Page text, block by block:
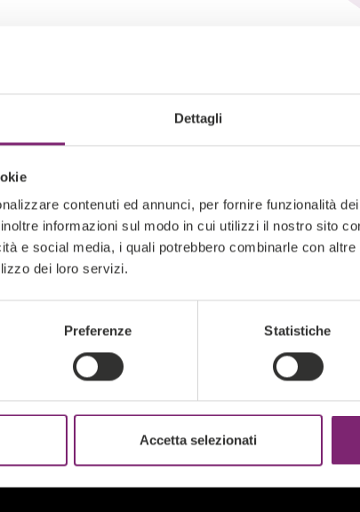
Dettagli
contenuti ed annunci, per fornire funzionalità
informazioni sul modo in cui utilizzi il nostro sito
e social media, i quali potrebbero combinarle con
dei loro servizi.
Preferenze Statistiche
Accetta selezionati
è
successo!
con tutti i dettagli per partecipare al
con Liferay DXP: il caso Union Gas e
la data:Mercoledì 4 Giugno alle 11:30